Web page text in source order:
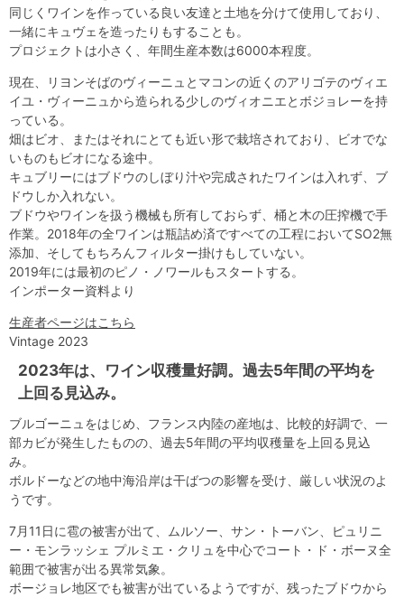
同じくワインを作っている良い友達と土地を分けて使用しており、
一緒にキュヴェを造ったりもすることも。
プロジェクトは小さく、年間生産本数は6000本程度。
現在、リヨンそばのヴィーニュとマコンの近くのアリゴテのヴィエ
イユ・ヴィーニュから造られる少しのヴィオニエとボジョレーを持
っている。
畑はビオ、またはそれにとても近い形で栽培されており、ビオでな
いものもビオになる途中。
キュブリーにはブドウのしぼり汁や完成されたワインは入れず、ブ
ドウしか入れない。
ブドウやワインを扱う機械も所有しておらず、桶と木の圧搾機で手
作業。2018年の全ワインは瓶詰め済ですべての工程においてSO2無
添加、そしてもちろんフィルター掛けもしていない。
2019年には最初のピノ・ノワールもスタートする。
インポーター資料より
生産者ページはこちら
Vintage 2023
2023年は、ワイン収穫量好調。過去5年間の平均を
上回る見込み。
ブルゴーニュをはじめ、フランス内陸の産地は、比較的好調で、一
部カビが発生したものの、過去5年間の平均収穫量を上回る見込
み。
ボルドーなどの地中海沿岸は干ばつの影響を受け、厳しい状況のよ
うです。
7月11日に雹の被害が出て、ムルソー、サン・トーバン、ピュリニ
ー・モンラッシェ プルミエ・クリュを中心でコート・ド・ボーヌ全
範囲で被害が出る異常気象。
ボージョレ地区でも被害が出ているようですが、残ったブドウから